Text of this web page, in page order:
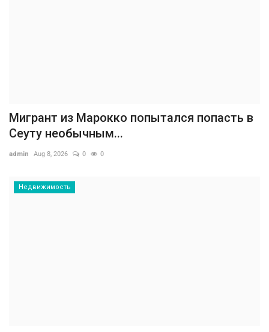
Мигрант из Марокко попытался попасть в
Сеуту необычным...
admin Aug 8, 2026 0 0
Недвижимость